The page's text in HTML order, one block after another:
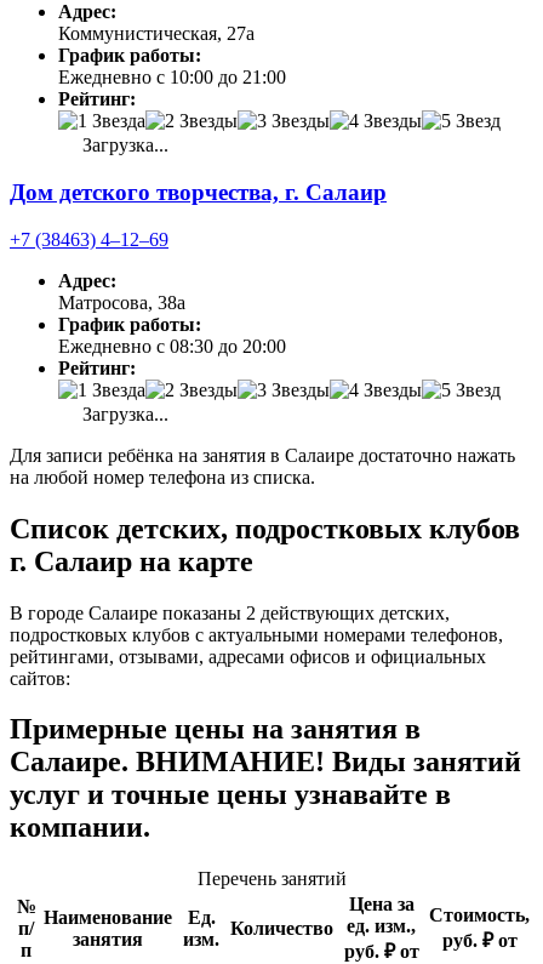
Адрес:
Коммунистическая, 27а
График работы:
Ежедневно с 10:00 до 21:00
Рейтинг:
Загрузка...
Дом детского творчества, г. Салаир
+7 (38463) 4‒12‒69
Адрес:
Матросова, 38а
График работы:
Ежедневно с 08:30 до 20:00
Рейтинг:
Загрузка...
Для записи ребёнка на занятия в Салаире достаточно нажать
на любой номер телефона из списка.
Список детских, подростковых клубов
г. Салаир на карте
В городе Салаире показаны 2 действующих детских,
подростковых клубов с актуальными номерами телефонов,
рейтингами, отзывами, адресами офисов и официальных
сайтов:
Примерные цены на занятия в
Салаире. ВНИМАНИЕ! Виды занятий
услуг и точные цены узнавайте в
компании.
Перечень занятий
№
п/
п
Наименование
занятия
Ед.
изм.
Количество
Цена за
ед. изм.,
руб. ₽ от
Стоимость,
руб. ₽ от